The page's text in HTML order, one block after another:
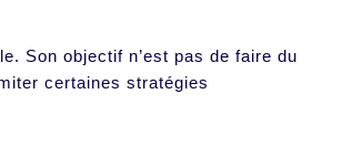
Son objectif n’est pas de faire du
certaines stratégies